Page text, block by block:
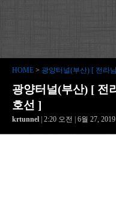
HOME > 광양터널(부산) [ 전라
광양터널(부산) [ 전
호선 ]
krtunnel | 2:20 오전 | 6월 27, 2019